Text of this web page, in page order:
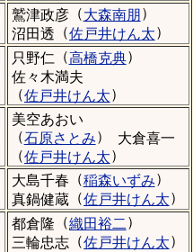
鷲津政彦（大森南朋 ）
沼田透 （佐戸井けん太）
只野仁 （高橋克典）
佐々木満夫
（佐戸井けん太）
美空あおい
（石原さとみ）
大倉喜一
（佐戸井けん太）
大島千春 （稲森いずみ）
真鍋健蔵（佐戸井けん太）
都倉隆 （織田裕二 ）
三輪忠志（佐戸井けん太）